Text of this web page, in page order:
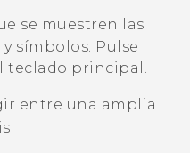
se muestren las
símbolos. Pulse
teclado principal.
entre una amplia